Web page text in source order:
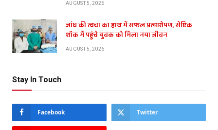
AUGUST 5, 2026
जांघ की त्वचा का हाथ में सफल प्रत्यारोपण, सेप्टिक
शॉक में पहुंचे युवक को मिला नया जीवन
AUGUST 5, 2026
Stay In Touch
Facebook Twitter